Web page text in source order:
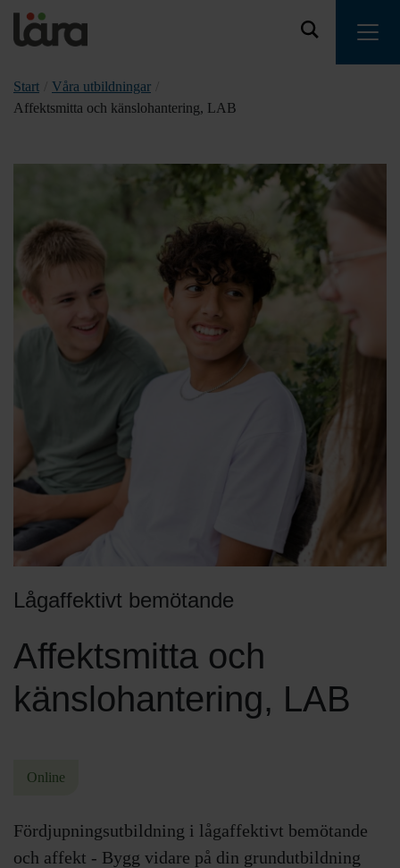
Start Våra utbildningar
Affektsmitta och känslohantering, LAB
Lågaffektivt bemötande
Affektsmitta och
känslohantering, LAB
Online
Fördjupningsutbildning i lågaffektivt bemötande
och affekt - Bygg vidare på din grundutbildning